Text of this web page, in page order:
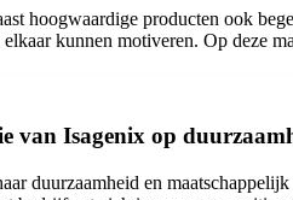
hoogwaardige producten ook
kunnen motiveren. Op deze
van Isagenix op
duurzaamheid en